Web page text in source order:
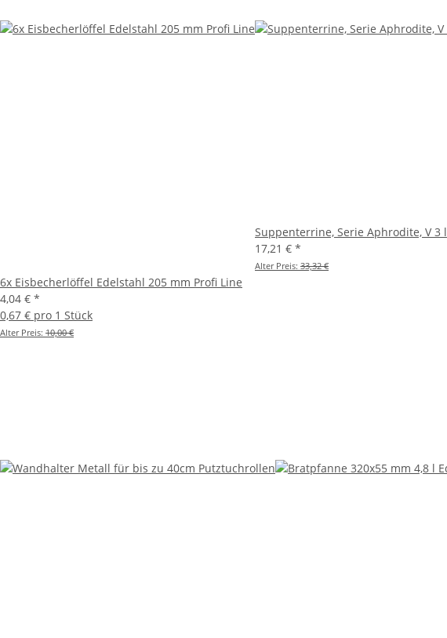
6x Eisbecherlöffel Edelstahl 205 mm Profi Line
4,04 € *
0,67 € pro 1 Stück
Alter Preis: 10,00 €
Suppenterrine, Serie Aphrodite, V 3 l
17,21 € *
Alter Preis: 33,32 €